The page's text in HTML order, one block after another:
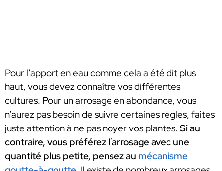
Pour l’apport en eau comme cela a été dit plus
haut, vous devez connaître vos différentes
cultures. Pour un arrosage en abondance, vous
n’aurez pas besoin de suivre certaines règles, faites
juste attention à ne pas noyer vos plantes. Si au
contraire, vous préférez l’arrosage avec une
quantité plus petite, pensez au mécanisme